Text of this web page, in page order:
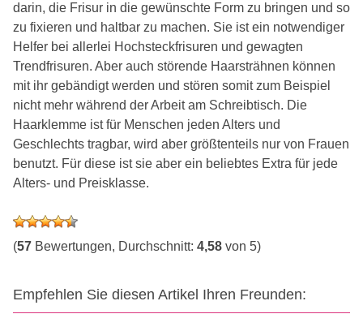
darin, die Frisur in die gewünschte Form zu bringen und so
zu fixieren und haltbar zu machen. Sie ist ein notwendiger
Helfer bei allerlei Hochsteckfrisuren und gewagten
Trendfrisuren. Aber auch störende Haarsträhnen können
mit ihr gebändigt werden und stören somit zum Beispiel
nicht mehr während der Arbeit am Schreibtisch. Die
Haarklemme ist für Menschen jeden Alters und
Geschlechts tragbar, wird aber größtenteils nur von Frauen
benutzt. Für diese ist sie aber ein beliebtes Extra für jede
Alters- und Preisklasse.
(57 Bewertungen, Durchschnitt: 4,58 von 5)
Empfehlen Sie diesen Artikel Ihren Freunden: